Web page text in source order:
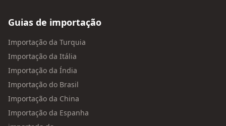
Guias de importação
Importação da Turquia
Importação da Itália
Importação da Índia
Importação do Brasil
Importação da China
Importação da Espanha